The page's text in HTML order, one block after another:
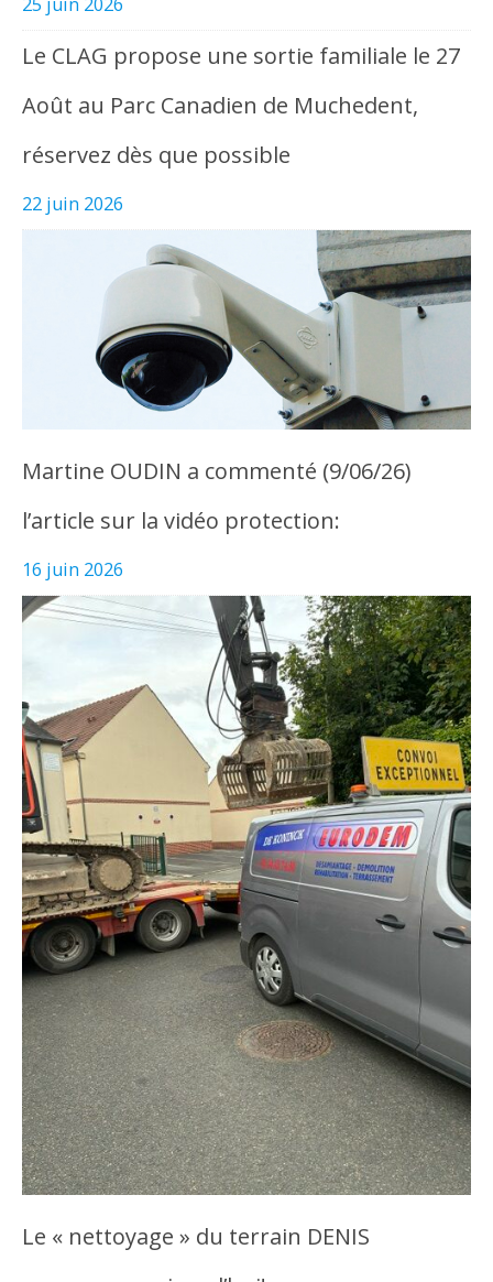
Le CLAG propose une sortie familiale le 27
Août au Parc Canadien de Muchedent,
réservez dès que possible
22 juin 2026
Martine OUDIN a commenté (9/06/26)
l’article sur la vidéo protection:
16 juin 2026
Le « nettoyage » du terrain DENIS